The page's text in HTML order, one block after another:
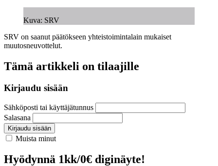
Kuva: SRV
SRV on saanut päätökseen yhteistoimintalain mukaiset
muutosneuvottelut.
Tämä artikkeli on tilaajille
Kirjaudu sisään
Sähköposti tai käyttäjätunnus
Salasana
Kirjaudu sisään
Muista minut
Hyödynnä 1kk/0€ diginäyte!